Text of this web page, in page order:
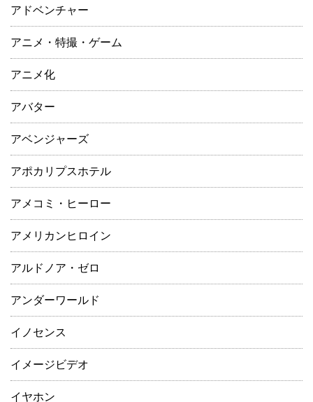
アドベンチャー
アニメ・特撮・ゲーム
アニメ化
アバター
アベンジャーズ
アポカリプスホテル
アメコミ・ヒーロー
アメリカンヒロイン
アルドノア・ゼロ
アンダーワールド
イノセンス
イメージビデオ
イヤホン